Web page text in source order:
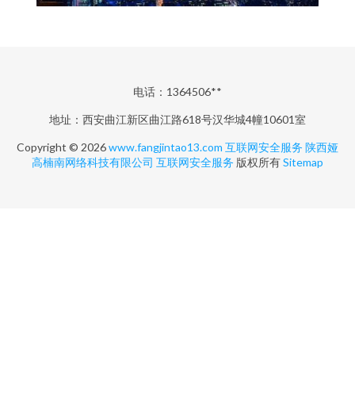
电话：1364506**
地址：西安曲江新区曲江路618号汉华城4幢10601室
Copyright © 2026www.fangjintao13.com 互联网安全服务 陕西娅
高楠南网络科技有限公司 互联网安全服务 版权所有Sitemap